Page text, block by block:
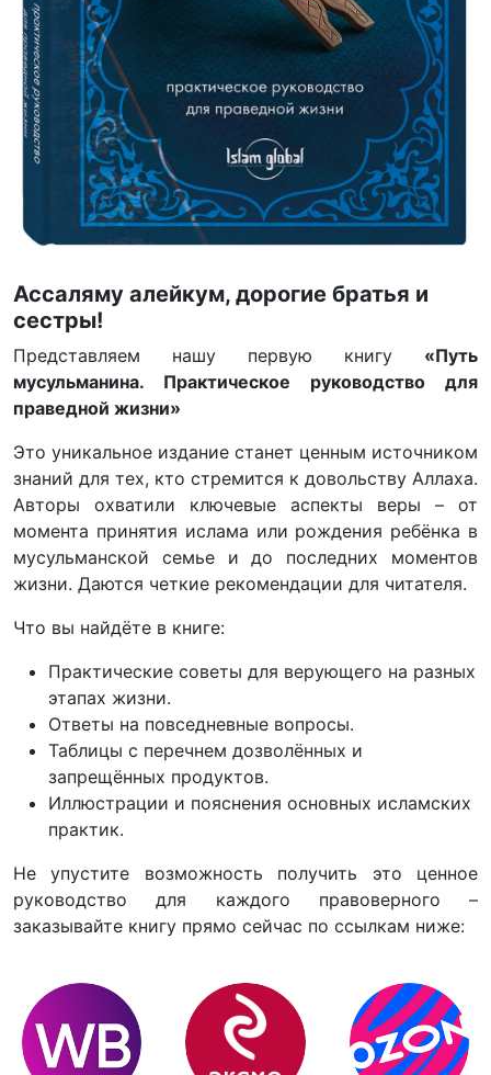
Ассаляму алейкум, дорогие братья и
сестры!
Представляем нашу первую книгу «Путь
мусульманина. Практическое руководство для
праведной жизни»
Это уникальное издание станет ценным источником
знаний для тех, кто стремится к довольству Аллаха.
Авторы охватили ключевые аспекты веры – от
момента принятия ислама или рождения ребёнка в
мусульманской семье и до последних моментов
жизни. Даются четкие рекомендации для читателя.
Что вы найдёте в книге:
Практические советы для верующего на разных
этапах жизни.
Ответы на повседневные вопросы.
Таблицы с перечнем дозволённых и
запрещённых продуктов.
Иллюстрации и пояснения основных исламских
практик.
Не упустите возможность получить это ценное
руководство для каждого правоверного –
заказывайте книгу прямо сейчас по ссылкам ниже: